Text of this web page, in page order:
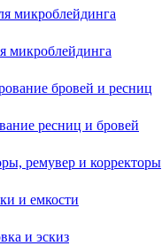
микроблейдинга
микроблейдинга
бровей и ресниц
ресниц и бровей
ремувер и корректоры
и емкости
и эскиз